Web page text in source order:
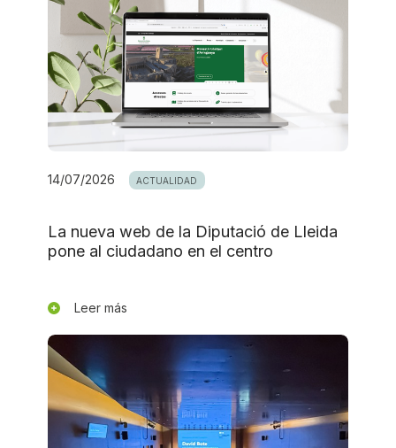
14/07/2026 ACTUALIDAD
La nueva web de la Diputació de Lleida
pone al ciudadano en el centro
Leer más